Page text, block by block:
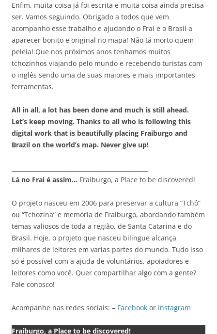
Enfim, muita coisa já foi escrita e muita coisa ainda precisa
ser. Vamos seguindo. Obrigado a todos que vem
acompanho esse trabalho e ajudando o Frai e o Brasil a
aparecer bonito e original no mapa! Não tá morto quem
peleia! Que nos próximos anos tenhamos muitos
tchozinhos viajando pelo mundo e recebendo turistas com
o inglês sendo uma de suas maiores e mais importantes
ferramentas.
All in all, a lot has been done and much is still ahead.
Let’s keep moving. Thanks to all who is following this
digital work that is beautifully placing Fraiburgo and
Brazil on the world’s map. Never give up!
Lá no Frai é assim… Fraiburgo, a Place to be discovered!
O projeto nasceu em 2006 para preservar a cultura “Tchô”
ou “Tchozina” e memória de Fraiburgo, abordando também
temas valiosos de toda a região, de Santa Catarina e do
Brasil. Hoje, o projeto que nasceu bilingue alcança
milhares de leitores em varias partes do mundo. Tudo isso
só é possível com a ajuda de voluntários, apoiadores e
leitores como você. Quer compartilhar algo com a gente?
Fale conosco!
Acompanhe nas redes sociais: – Facebook or Instagram
Fraiburgo, a Place to be discovered!